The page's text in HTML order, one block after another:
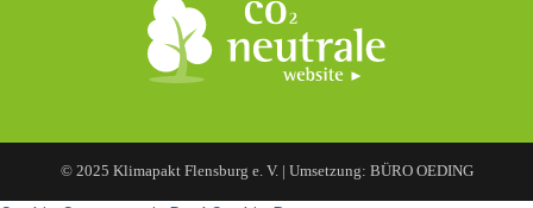
© 2025 Klimapakt Flensburg e. V. | Umsetzung: BÜRO OEDING